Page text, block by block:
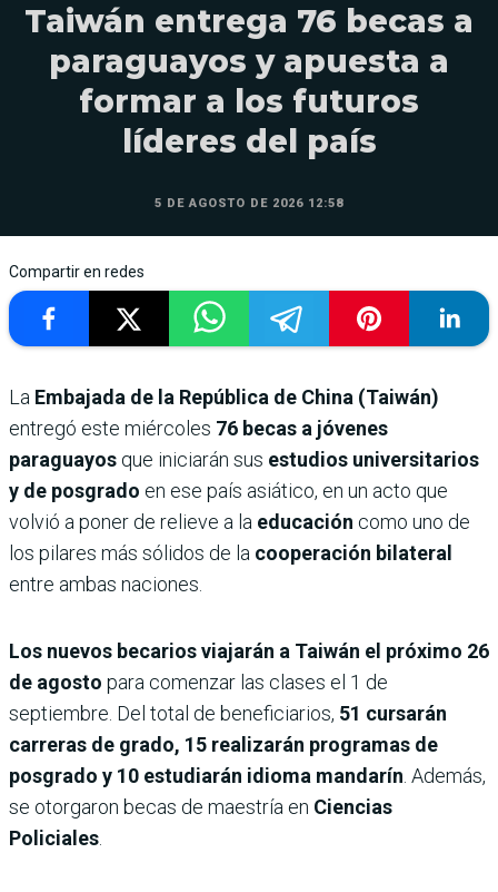
Taiwán entrega 76 becas a
paraguayos y apuesta a
formar a los futuros
líderes del país
5 DE AGOSTO DE 2026 12:58
Compartir en redes
La Embajada de la República de China (Taiwán)
entregó este miércoles 76 becas a jóvenes
paraguayos que iniciarán sus estudios universitarios
y de posgrado en ese país asiático, en un acto que
volvió a poner de relieve a la educación como uno de
los pilares más sólidos de la cooperación bilateral
entre ambas naciones.
Los nuevos becarios viajarán a Taiwán el próximo 26
de agosto para comenzar las clases el 1 de
septiembre. Del total de beneficiarios, 51 cursarán
carreras de grado, 15 realizarán programas de
posgrado y 10 estudiarán idioma mandarín . Además,
se otorgaron becas de maestría en Ciencias
Policiales